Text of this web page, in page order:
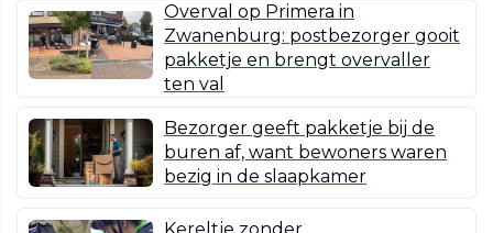
Overval op Primera in
Zwanenburg: postbezorger gooit
pakketje en brengt overvaller
ten val
Bezorger geeft pakketje bij de
buren af, want bewoners waren
bezig in de slaapkamer